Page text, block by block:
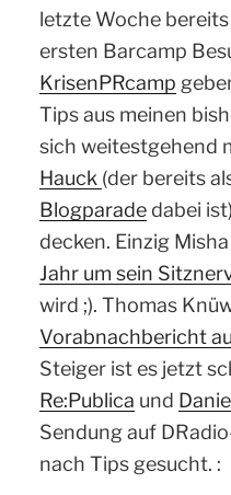
letzte Woche
ersten Barcamp
KrisenPRcamp
Tips aus meinen
sich weitestgehend
Hauck (der bereits
Blogparadedabei
decken. Einzig
Jahr um sein
wird ;). Thomas
Vorabnachbericht
Steiger ist es jetzt
Re:Publica und
Sendung auf
nach Tips gesucht. :